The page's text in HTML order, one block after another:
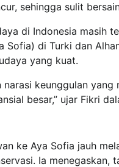
sehingga sulit
di Indonesia masih
Sofia) di Turki dan
yang kuat.
keunggulan
besar,” ujar Fikri
ke Aya Sofia jauh
Ia